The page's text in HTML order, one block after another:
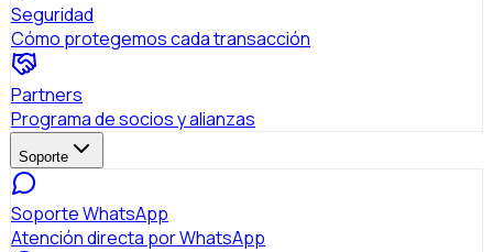
Seguridad
Cómo protegemos cada transacción
Partners
Programa de socios y alianzas
Soporte
Soporte WhatsApp
Atención directa por WhatsApp